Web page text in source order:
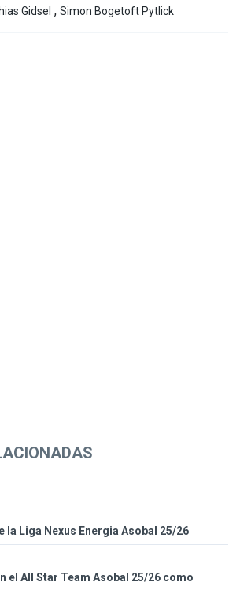
Gidsel , Simon Bogetoft Pytlick
la Liga Nexus Energia Asobal 25/26
el All Star Team Asobal 25/26 como